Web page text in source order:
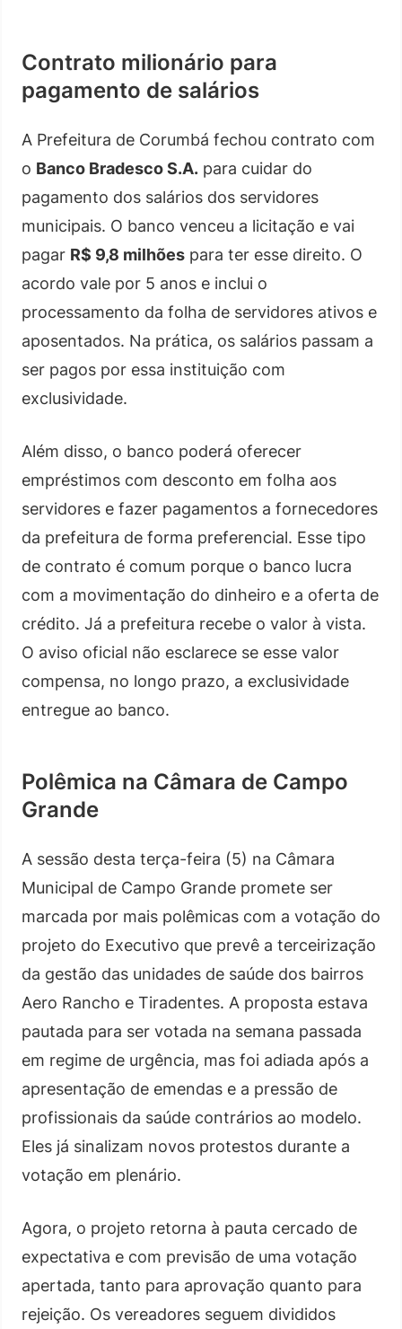
Contrato milionário para
pagamento de salários
A Prefeitura de Corumbá fechou contrato com
o Banco Bradesco S.A. para cuidar do
pagamento dos salários dos servidores
municipais. O banco venceu a licitação e vai
pagar R$ 9,8 milhões para ter esse direito. O
acordo vale por 5 anos e inclui o
processamento da folha de servidores ativos e
aposentados. Na prática, os salários passam a
ser pagos por essa instituição com
exclusividade.
Além disso, o banco poderá oferecer
empréstimos com desconto em folha aos
servidores e fazer pagamentos a fornecedores
da prefeitura de forma preferencial. Esse tipo
de contrato é comum porque o banco lucra
com a movimentação do dinheiro e a oferta de
crédito. Já a prefeitura recebe o valor à vista.
O aviso oficial não esclarece se esse valor
compensa, no longo prazo, a exclusividade
entregue ao banco.
Polêmica na Câmara de Campo
Grande
A sessão desta terça-feira (5) na Câmara
Municipal de Campo Grande promete ser
marcada por mais polêmicas com a votação do
projeto do Executivo que prevê a terceirização
da gestão das unidades de saúde dos bairros
Aero Rancho e Tiradentes. A proposta estava
pautada para ser votada na semana passada
em regime de urgência, mas foi adiada após a
apresentação de emendas e a pressão de
profissionais da saúde contrários ao modelo.
Eles já sinalizam novos protestos durante a
votação em plenário.
Agora, o projeto retorna à pauta cercado de
expectativa e com previsão de uma votação
apertada, tanto para aprovação quanto para
rejeição. Os vereadores seguem divididos